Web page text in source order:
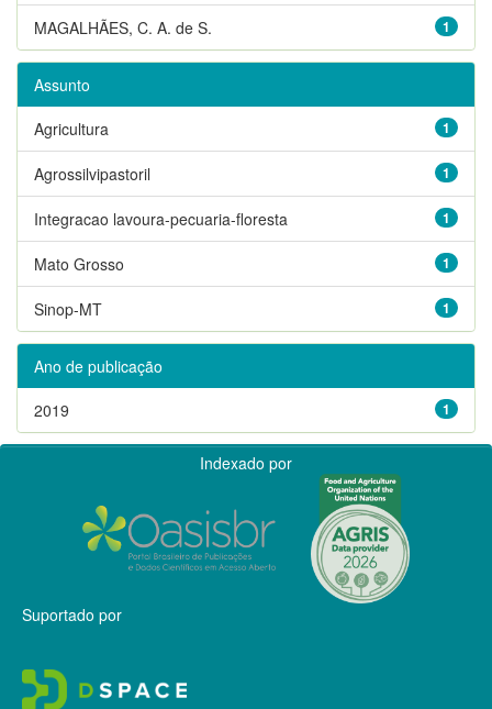
1
MAGALHÃES, C. A. de S.
Assunto
1
Agricultura
1
Agrossilvipastoril
1
Integracao lavoura-pecuaria-floresta
1
Mato Grosso
1
Sinop-MT
Ano de publicação
1
2019
Indexado por
Suportado por